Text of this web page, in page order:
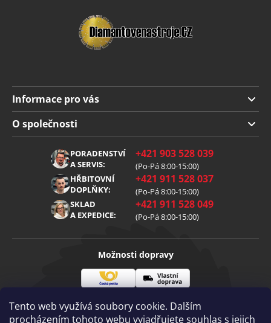
Tento web využívá soubory cookie. Dalším
procházením tohoto webu vyjadřujete souhlas s jejich
Informace pro vás
Doprava a platba
Obchodní podmínky
Reklamace
Zpracování osobních údajů
O společnosti
PORADENSTVÍ
A SERVIS:
+421 903 528 039
(Po-Pá 8:00-15:00)
HŘBITOVNÍ
DOPLŇKY:
+421 911 528 037
(Po-Pá 8:00-15:00)
SKLAD
A EXPEDICE:
+421 911 528 049
(Po-Pá 8:00-15:00)
Možnosti dopravy
pošta
doprava